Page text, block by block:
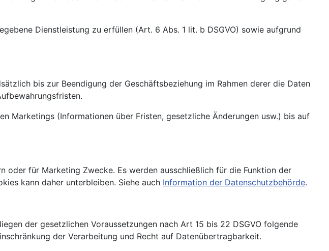
Dienstleistung zu erfüllen (Art. 6 Abs. 1 lit. b DSGVO) sowie aufgrund
bis zur Beendigung der Geschäftsbeziehung im Rahmen derer die Daten
Marketings (Informationen über Fristen, gesetzliche Änderungen usw.) bis auf
oder für Marketing Zwecke. Es werden ausschließlich für die Funktion der
kann daher unterbleiben. Siehe auch Information der Datenschutzbehörde.
der gesetzlichen Voraussetzungen nach Art 15 bis 22 DSGVO folgende
der Verarbeitung und Recht auf Datenübertragbarkeit.